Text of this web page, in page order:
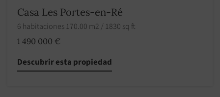
Casa Les Portes-en-Ré
6 habitaciones 170.00 m2 / 1830 sq ft
1 490 000 €
Descubrir esta propiedad